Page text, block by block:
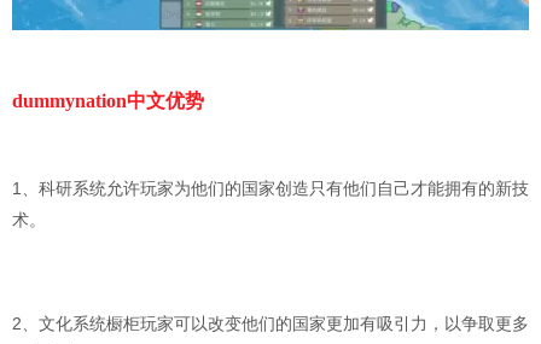
dummynation中文优势
1、科研系统允许玩家为他们的国家创造只有他们自己才能拥有的新技
术。
2、文化系统橱柜玩家可以改变他们的国家更加有吸引力，以争取更多